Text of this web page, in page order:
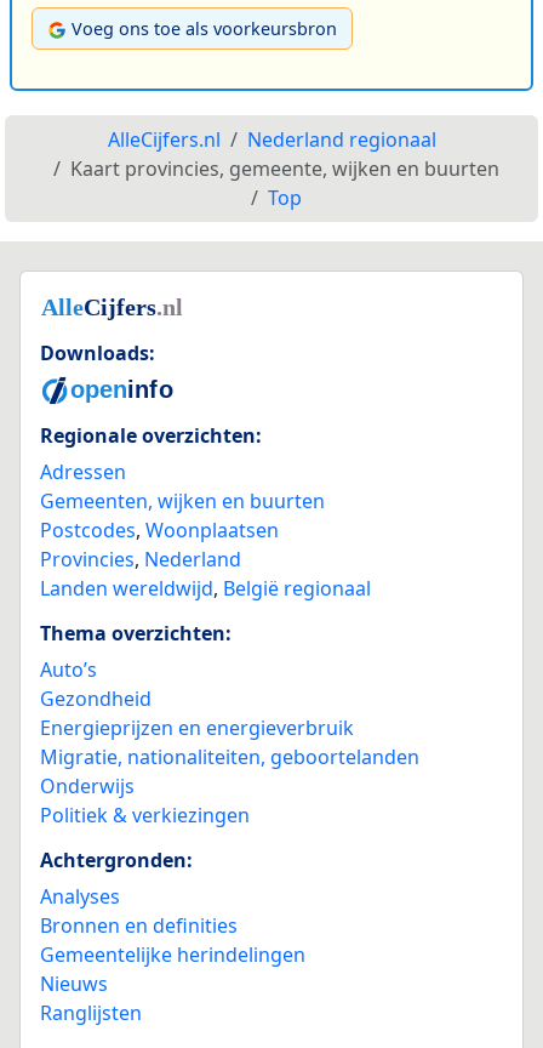
Voeg ons toe als voorkeursbron
AlleCijfers.nl
Nederland regionaal
Kaart provincies, gemeente, wijken en buurten
Top
Downloads:
Regionale overzichten:
Adressen
Gemeenten, wijken en buurten
Postcodes, Woonplaatsen
Provincies, Nederland
Landen wereldwijd, België regionaal
Thema overzichten:
Auto’s
Gezondheid
Energieprijzen en energieverbruik
Migratie, nationaliteiten, geboortelanden
Onderwijs
Politiek & verkiezingen
Achtergronden:
Analyses
Bronnen en definities
Gemeentelijke herindelingen
Nieuws
Ranglijsten